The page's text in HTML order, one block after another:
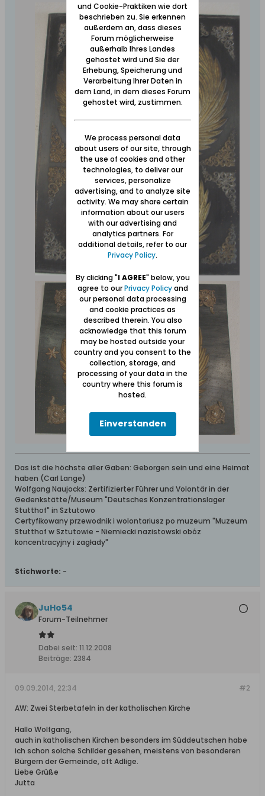
Das ist die höchste aller Gaben: Geborgen sein und eine Heimat
haben (Carl Lange)
Wolfgang Naujocks: Zertifizierter Führer und Volontär in der
Gedenkstätte/Museum "Deutsches Konzentrationslager
Stutthof" in Sztutowo
Certyfikowany przewodnik i wolontariusz po muzeum "Muzeum
Stutthof w Sztutowie - Niemiecki nazistowski obóz
koncentracyjny i zagłady"
Stichworte: -
JuHo54
Forum-Teilnehmer
Dabei seit: 11.12.2008
Beiträge: 2384
#2
09.09.2014, 22:34
AW: Zwei Sterbetafeln in der katholischen Kirche
Hallo Wolfgang,
auch in katholischen Kirchen besonders im Süddeutschen habe
ich schon solche Schilder gesehen, meistens von besonderen
Bürgern der Gemeinde, oft Adlige.
Liebe Grüße
Jutta
und Cookie-Praktiken wie dort
beschrieben zu. Sie erkennen
außerdem an, dass dieses
Forum möglicherweise
außerhalb Ihres Landes
gehostet wird und Sie der
Erhebung, Speicherung und
Verarbeitung Ihrer Daten in
dem Land, in dem dieses Forum
gehostet wird, zustimmen.
We process personal data
about users of our site, through
the use of cookies and other
technologies, to deliver our
services, personalize
advertising, and to analyze site
activity. We may share certain
information about our users
with our advertising and
analytics partners. For
additional details, refer to our
Privacy Policy.
By clicking "I AGREE" below, you
agree to ourPrivacy Policyand
our personal data processing
and cookie practices as
described therein. You also
acknowledge that this forum
may be hosted outside your
country and you consent to the
collection, storage, and
processing of your data in the
country where this forum is
hosted.
Einverstanden